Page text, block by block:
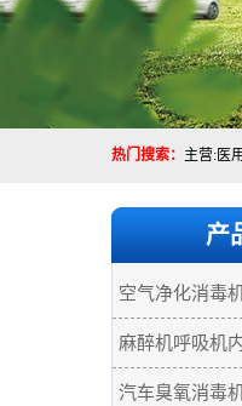
热门搜索：
产
空气净化消毒
麻醉机呼吸机
汽车臭氧消毒